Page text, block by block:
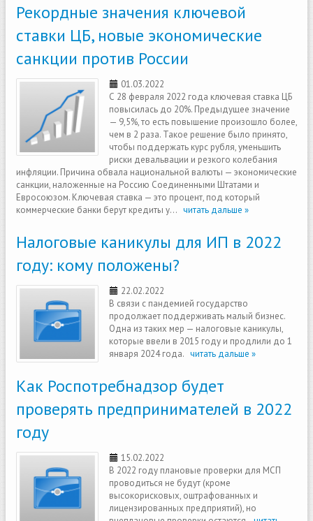
Рекордные значения ключевой
ставки ЦБ, новые экономические
санкции против России
01.03.2022
С 28 февраля 2022 года ключевая ставка ЦБ
повысилась до 20%. Предыдущее значение
— 9,5%, то есть повышение произошло более,
чем в 2 раза. Такое решение было принято,
чтобы поддержать курс рубля, уменьшить
риски девальвации и резкого колебания
инфляции. Причина обвала национальной валюты — экономические
санкции, наложенные на Россию Соединенными Штатами и
Евросоюзом. Ключевая ставка — это процент, под который
коммерческие банки берут кредиты у... читать дальше »
Налоговые каникулы для ИП в 2022
году: кому положены?
22.02.2022
В связи с пандемией государство
продолжает поддерживать малый бизнес.
Одна из таких мер — налоговые каникулы,
которые ввели в 2015 году и продлили до 1
января 2024 года. читать дальше »
Как Роспотребнадзор будет
проверять предпринимателей в 2022
году
15.02.2022
В 2022 году плановые проверки для МСП
проводиться не будут (кроме
высокорисковых, оштрафованных и
лицензированных предприятий), но